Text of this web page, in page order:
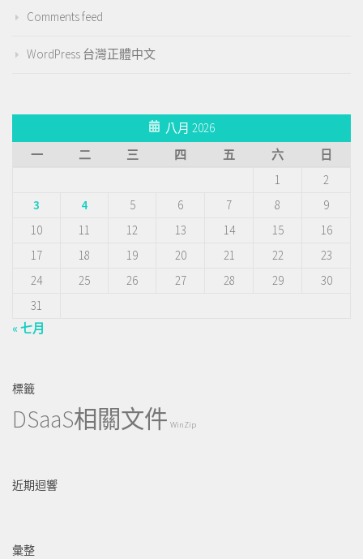
Comments feed
WordPress 台灣正體中文
八月 2026
一
二 三 四 五 六
日
1
2
3
4 5 6 7 8
9
10
11 12 13 14 15
16
17
18 19 20 21 22
23
24
25 26 27 28 29
30
31
« 七月
標籤
DSaaS相關文件 WinZip
近期迴響
彙整